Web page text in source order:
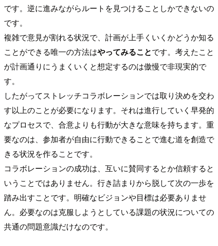
です。逆に進みながらルートを見つけることしかできないの
です。
複雑で意見が割れる状況で、計画が上手くいくかどうか知る
ことができる唯一の方法はやってみることです。考えたこと
が計画通りにうまくいくと想定するのは傲慢で非現実的で
す。
したがってストレッチコラボレーションでは取り決めを交わ
す以上のことが必要になります。それは進行していく早発的
なプロセスで、合意よりも行動が大きな意味を持ちます。重
要なのは、参加者が自由に行動できることで進む道を創造で
きる状況を作ることです。
コラボレーションの成功は、互いに賛同するとか信頼すると
いうことではありません。行き詰まりから脱して次の一歩を
踏み出すことです。明確なビジョンや目標は必要ありませ
ん。必要なのは克服しようとしている課題の状況についての
共通の問題意識だけなのです。